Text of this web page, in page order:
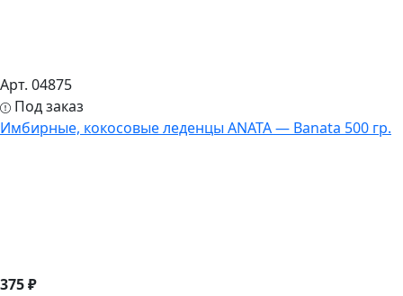
Арт. 04875
Под заказ
Имбирные, кокосовые леденцы ANATA — Banata 500 гр.
375 ₽